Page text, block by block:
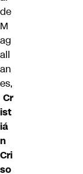
de
M
ag
all
an
es,
Cr
ist
iá
n
Cri
so